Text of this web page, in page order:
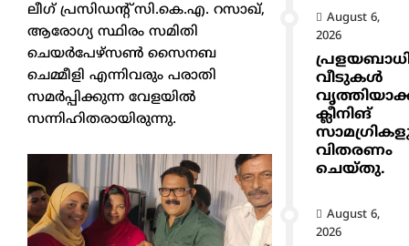
ലീഗ് പ്രസിഡന്റ് സി.കെ.എ. റസാഖ്,
ആരോഗ്യ സ്ഥിരം സമിതി
ചെയർപേഴ്സൺ സൈനബ
ചെമ്മീളി എന്നിവരും പരാതി
സമർപ്പിക്കുന്ന വേളയിൽ
സന്നിഹിതരായിരുന്നു.
August 6,
2026
വീടുകൾ
ക്ലീനിങ്
വിതരണം
ചെയ്തു.
August 6,
2026